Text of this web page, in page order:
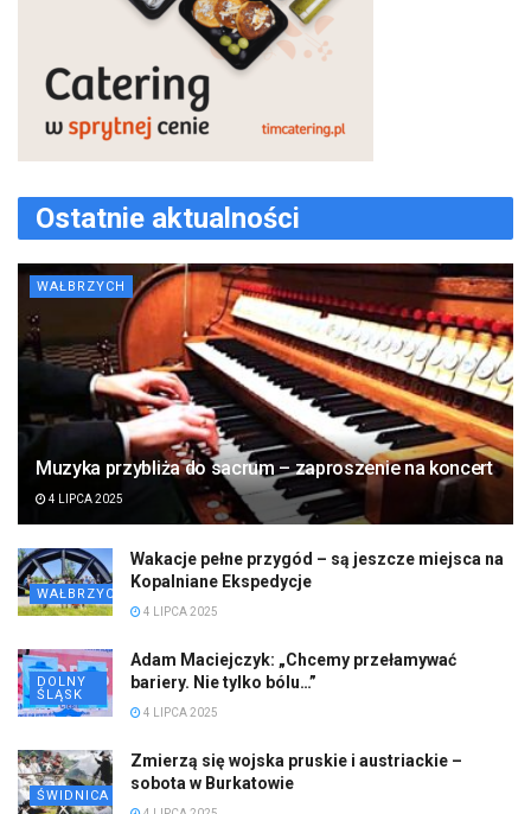
Ostatnie aktualności
WAŁBRZYCH
Muzyka przybliża do sacrum – zaproszenie na koncert
4 LIPCA 2025
WAŁBRZYCH
Wakacje pełne przygód – są jeszcze miejsca na
Kopalniane Ekspedycje
4 LIPCA 2025
DOLNY
ŚLĄSK
Adam Maciejczyk: „Chcemy przełamywać
bariery. Nie tylko bólu…”
4 LIPCA 2025
ŚWIDNICA
Zmierzą się wojska pruskie i austriackie –
sobota w Burkatowie